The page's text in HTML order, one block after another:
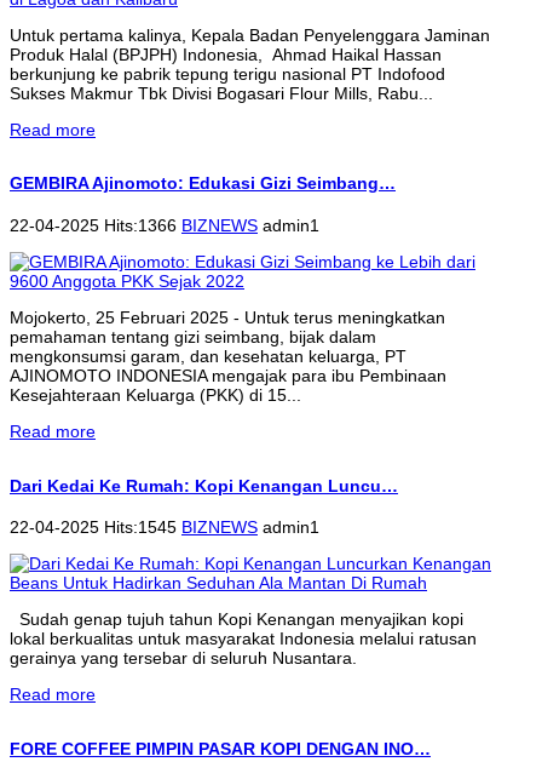
Untuk pertama kalinya, Kepala Badan Penyelenggara Jaminan
Produk Halal (BPJPH) Indonesia, Ahmad Haikal Hassan
berkunjung ke pabrik tepung terigu nasional PT Indofood
Sukses Makmur Tbk Divisi Bogasari Flour Mills, Rabu...
Read more
GEMBIRA Ajinomoto: Edukasi Gizi Seimbang…
22-04-2025 Hits:1366 BIZNEWS admin1
Mojokerto, 25 Februari 2025 - Untuk terus meningkatkan
pemahaman tentang gizi seimbang, bijak dalam
mengkonsumsi garam, dan kesehatan keluarga, PT
AJINOMOTO INDONESIA mengajak para ibu Pembinaan
Kesejahteraan Keluarga (PKK) di 15...
Read more
Dari Kedai Ke Rumah: Kopi Kenangan Luncu…
22-04-2025 Hits:1545 BIZNEWS admin1
Sudah genap tujuh tahun Kopi Kenangan menyajikan kopi
lokal berkualitas untuk masyarakat Indonesia melalui ratusan
gerainya yang tersebar di seluruh Nusantara.
Read more
FORE COFFEE PIMPIN PASAR KOPI DENGAN INO…